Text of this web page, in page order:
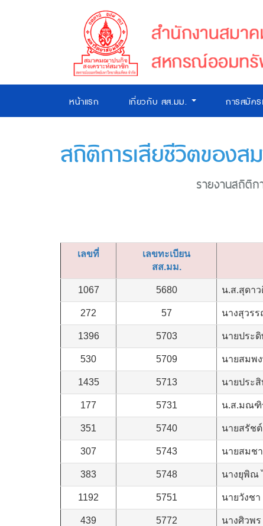
หน้าแรก เกี่ยวกับ สส.มม. การสมัค
สถิติการเสียชีวิตของส
รายงานสถิติ
เลขที่
เลขทะเบียน
สส.มม.
1067 5680 น.ส.สุดา
272 57 นางสุวร
1396 5703 นายประดิ
530 5709 นายสมพ
1435 5713 นายประ
177 5731 น.ส.มณฑิ
351 5740 นายสรัช
307 5743 นายสมช
383 5748 นางยุพิณ
1192 5751 นายวังช
439 5772 นางศิวพ